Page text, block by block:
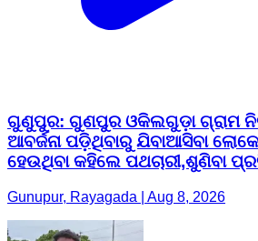
ଗୁଣୁପୁର: ଗୁଣପୁର ଓକିଲଗୁଡ଼ା ଗ୍ରାମ
ଆବର୍ଜନା ପଡ଼ିଥିବାରୁ ଯିବାଆସିବା
ହେଉଥିବା କହିଲେ ପଥଚାରୀ,ଶୁଣିବା
Gunupur, Rayagada | Aug 8, 2026